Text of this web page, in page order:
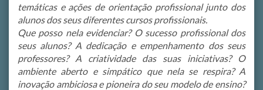
temáticas e ações de orientação profissional junto dos
alunos dos seus diferentes cursos profissionais.
Que posso nela evidenciar? O sucesso profissional dos
seus alunos? A dedicação e empenhamento dos seus
professores? A criatividade das suas iniciativas? O
ambiente aberto e simpático que nela se respira? A
inovação ambiciosa e pioneira do seu modelo de ensino?